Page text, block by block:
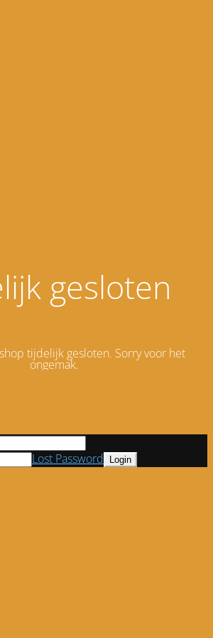
gesloten
tijdelijk gesloten. Sorry voor het
ongemak.
Lost Password